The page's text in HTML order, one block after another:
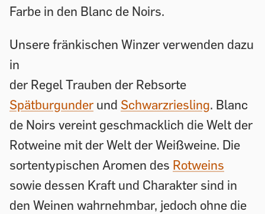
Farbe in den Blanc de Noirs.
Unsere fränkischen Winzer verwenden dazu
in
der Regel Trauben der Rebsorte
Spätburgunder und Schwarzriesling. Blanc
de Noirs vereint geschmacklich die Welt der
Rotweine mit der Welt der Weißweine. Die
sortentypischen Aromen des Rotweins
sowie dessen Kraft und Charakter sind in
den Weinen wahrnehmbar, jedoch ohne die